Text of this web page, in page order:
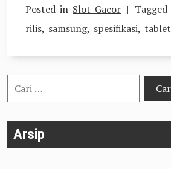
Posted in Slot Gacor Tagged
rilis, samsung, spesifikasi, tablet
Cari
untuk:
Arsip